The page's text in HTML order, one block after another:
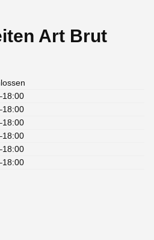
Art Brut